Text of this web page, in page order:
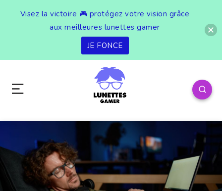
Visez la victoire 🎮 protégez votre vision grâce
aux meilleures lunettes gamer
JE FONCE